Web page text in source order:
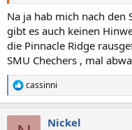
Na ja hab mich nach den
gibt es auch keinen
die Pinnacle Ridge
SMU Chechers , mal
R
e
cassinni
Nickel